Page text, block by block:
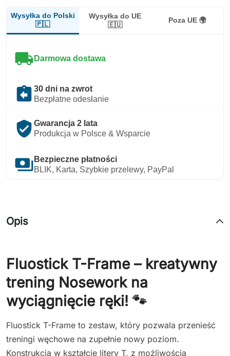
Wysyłka do Polski
🇵🇱
Wysyłka do UE
🇪🇺
Poza UE 🌍
local_shipping Darmowa dostawa
assignment_return 30 dni na zwrot
Bezpłatne odesłanie
verified_user Gwarancja 2 lata
Produkcja w Polsce & Wsparcie
payments Bezpieczne płatności
BLIK, Karta, Szybkie przelewy, PayPal
Opis
Fluostick T-Frame – kreatywny
trening Nosework na
wyciągnięcie ręki! 🐾
Fluostick T-Frame to zestaw, który pozwala przenieść
treningi węchowe na zupełnie nowy poziom.
Konstrukcja w kształcie litery T, z możliwością